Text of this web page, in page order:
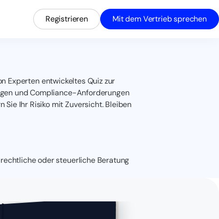
Registrieren Mit dem Vertrieb sprechen
Experten entwickeltes Quiz zur
und Compliance-Anforderungen
Sie Ihr Risiko mit Zuversicht. Bleiben
oder steuerliche Beratung